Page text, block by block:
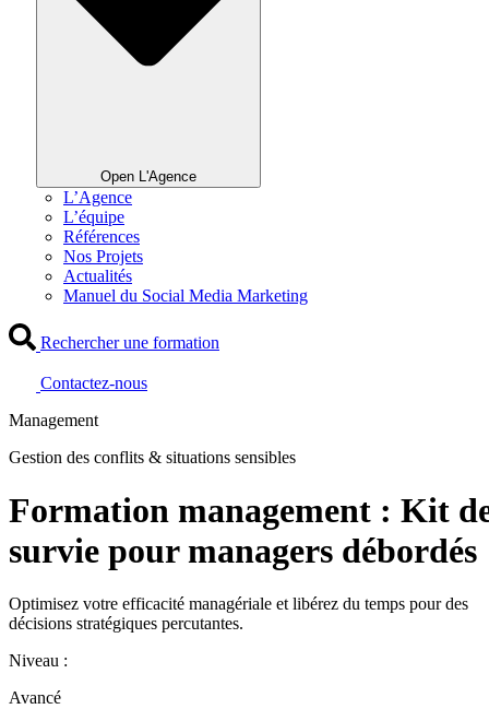
Open L'Agence
L’Agence
L’équipe
Références
Nos Projets
Actualités
Manuel du Social Media Marketing
Rechercher une formation
Contactez-nous
Management
Gestion des conflits & situations sensibles
Formation management : Kit
survie pour managers débordés
Optimisez votre efficacité managériale et libérez du temps pour des
décisions stratégiques percutantes.
Niveau :
Avancé